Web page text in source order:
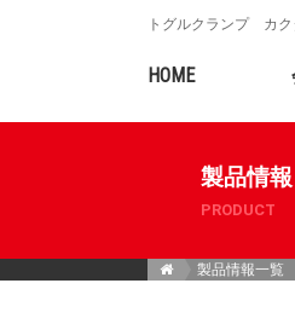
トグルクランプ カク
HOME
製品情報
PRODUCT
製品情報一覧